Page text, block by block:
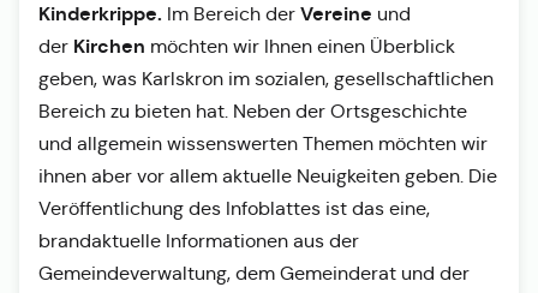
Kinderkrippe. Im Bereich der Vereine und
der Kirchen möchten wir Ihnen einen Überblick
geben, was Karlskron im sozialen, gesellschaftlichen
Bereich zu bieten hat. Neben der Ortsgeschichte
und allgemein wissenswerten Themen möchten wir
ihnen aber vor allem aktuelle Neuigkeiten geben. Die
Veröffentlichung des Infoblattes ist das eine,
brandaktuelle Informationen aus der
Gemeindeverwaltung, dem Gemeinderat und der